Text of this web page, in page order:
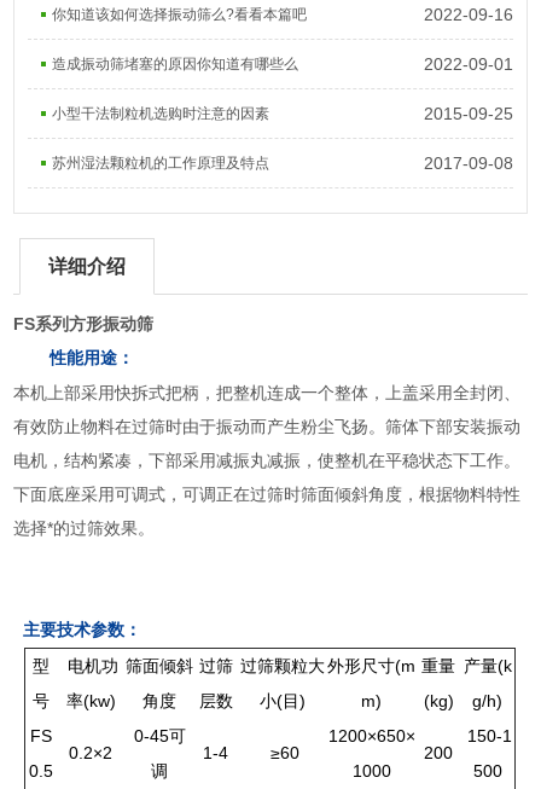
你知道该如何选择振动筛么?看看本篇吧 2022-09-16
造成振动筛堵塞的原因你知道有哪些么 2022-09-01
小型干法制粒机选购时注意的因素 2015-09-25
苏州湿法颗粒机的工作原理及特点 2017-09-08
详细介绍
FS系列方形振动筛
性能用途：
本机上部采用快拆式把柄，把整机连成一个整体，上盖采用全封闭、
有效防止物料在过筛时由于振动而产生粉尘飞扬。筛体下部安装振动
电机，结构紧凑，下部采用减振丸减振，使整机在平稳状态下工作。
下面底座采用可调式，可调正在过筛时筛面倾斜角度，根据物料特性
选择*的过筛效果。
主要技术参数：
型
号
电机功
率(kw)
筛面倾斜
角度
过筛
层数
过筛颗粒大
小(目)
外形尺寸(m
m)
重量
(kg)
产量(k
g/h)
FS
0.5
0.2×2
0-45可
调
1-4 ≥60
1200×650×
1000
200
150-1
500